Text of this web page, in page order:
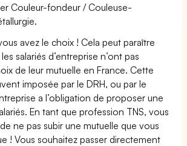
Couleur-fondeur / Couleuse-
avez le choix ! Cela peut paraître
salariés d’entreprise n’ont pas
de leur mutuelle en France. Cette
imposée par le DRH, ou par le
a l’obligation de proposer une
En tant que profession TNS, vous
ne pas subir une mutuelle que vous
! Vous souhaitez passer directement